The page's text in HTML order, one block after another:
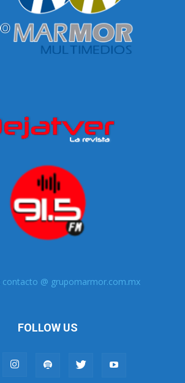
contacto @ grupomarmor.com.mx
FOLLOW US